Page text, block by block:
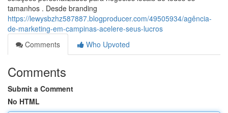
tamanhos . Desde branding
https://lewysbzhz587887.blogproducer.com/49505934/agência-
de-marketing-em-campinas-acelere-seus-lucros
Comments
Who Upvoted
Comments
Submit a Comment
No HTML